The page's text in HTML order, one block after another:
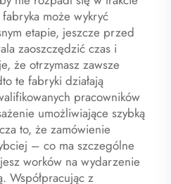
może wykryć
etapie, jeszcze przed
zaoszczędzić czas i
że otrzymasz zawsze
te fabryki działają
pracowników
umożliwiające szybką
to, że zamówienie
– co ma szczególne
worków na wydarzenie
Współpracując z